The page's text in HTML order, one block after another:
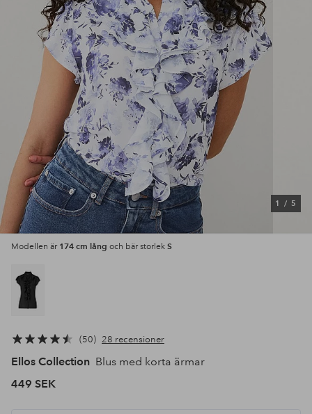
1 / 5
Modellen är 174 cm lång och bär storlek S
50 28 recensioner
Ellos Collection Blus med korta ärmar
449 SEK